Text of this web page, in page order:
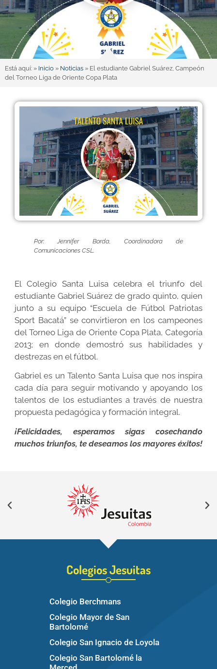
Está aquí: » Inicio » Noticias » El estudiante Gabriel Suárez, Campeón
del Torneo Liga de Oriente Copa Plata
Por: Jennifer Borda, Coordinadora de
Comunicaciones CSL.
El Colegio Santa Luisa celebra el triunfo del
estudiante Gabriel Suárez de grado quinto, quien
junto a su equipo “Escuela de Fútbol Patriotas
Sport Bacatá” se convirtieron en los campeones
del Torneo Liga de Oriente Copa Plata, Categoría
2013; en donde demostró sus habilidades y
destrezas en el fútbol.
Gabriel es un Talento Santa Luisa que nos inspira
cada día para seguir motivando y apoyando los
talentos de los estudiantes a través de nuestra
propuesta pedagógica y formación integral.
¡Felicidades, esperamos sigas cosechando
muchos triunfos, te deseamos los mayores éxitos!
Colegios Jesuitas
Colegio Berchmans
Colegio Mayor de San
Bartolomé
Colegio San Ignacio de Loyola
Colegio San Bartolomé la